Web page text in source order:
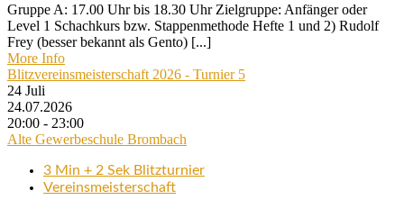
Gruppe A: 17.00 Uhr bis 18.30 Uhr Zielgruppe: Anfänger oder
Level 1 Schachkurs bzw. Stappenmethode Hefte 1 und 2) Rudolf
Frey (besser bekannt als Gento) [...]
More Info
Blitzvereinsmeisterschaft 2026 - Turnier 5
24 Juli
24.07.2026
20:00 - 23:00
Alte Gewerbeschule Brombach
3 Min + 2 Sek Blitzturnier
Vereinsmeisterschaft